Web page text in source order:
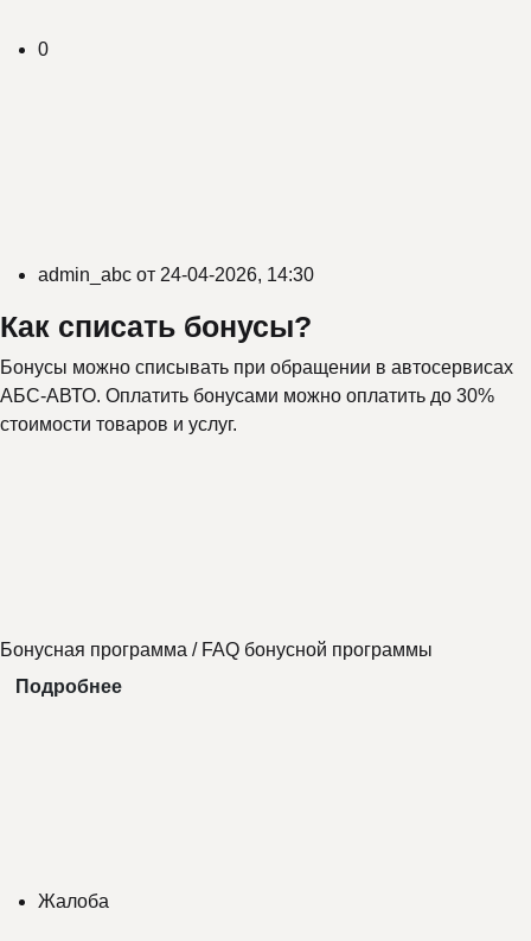
0
admin_abc от 24-04-2026, 14:30
Как списать бонусы?
Бонусы можно списывать при обращении в автосервисах
АБС-АВТО. Оплатить бонусами можно оплатить до 30%
стоимости товаров и услуг.
Бонусная программа / FAQ бонусной программы
Подробнее
Жалоба